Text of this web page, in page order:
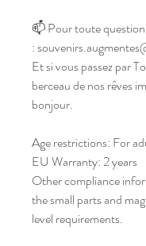
📫 Pour toute
:
Et si vous passez par
berceau de nos rêves
bonjour.
Age restrictions: For
EU Warranty: 2 years
Other compliance
the small parts and
level requirements.